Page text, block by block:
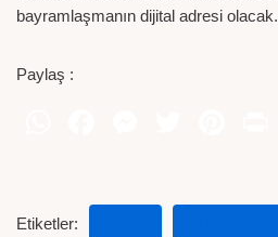
bayramlaşmanın dijital adresi olacak.
Paylaş :
Etiketler: